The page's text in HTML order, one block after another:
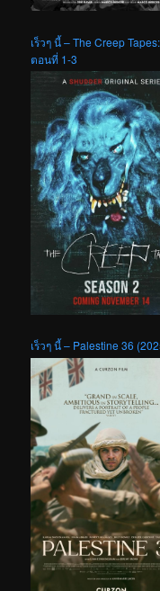
เร็วๆ นี้ – The Creep
ตอนที่ 1-3
เร็วๆ นี้ – Palestine 36